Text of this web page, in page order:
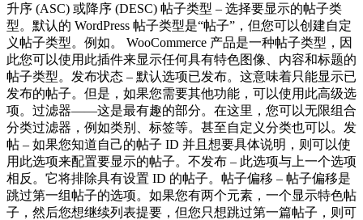
升序 (ASC) 或降序 (DESC) 帖子类型 – 选择要显示的帖子类
型。默认的 WordPress 帖子类型是“帖子”，但您可以创建自定
义帖子类型。例如。 WooCommerce 产品是一种帖子类型，因
此您可以使用此插件来显示任何具有特色图像、内容和标题的
帖子类型。发布状态 – 默认选项已发布。这意味着只能显示已
发布的帖子。但是，如果您需要其他功能，可以使用此高级选
项。过滤器——这是最有趣的部分。在这里，您可以无限组合
分类过滤器，例如类别、标签等。甚至自定义分类也可以。发
帖 – 如果您知道自己的帖子 ID 并且想要具体说明，则可以使
用此选项来配置要显示的帖子。不发布 – 此选项与上一个选项
相反。它将排除具有设置 ID 的帖子。帖子偏移 – 帖子偏移是
跳过第一组帖子的选项。如果您有两个元素，一个显示特色帖
子，然后您想继续列表提要，但您只想跳过第一篇帖子，则可